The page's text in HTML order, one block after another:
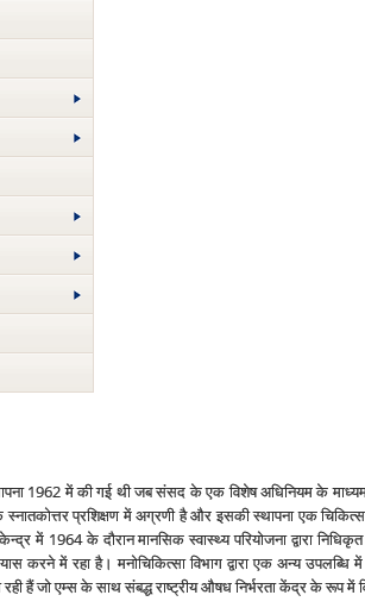
1962 में की गई थी जब संसद के एक विशेष अधिनियम के
प्रशिक्षण में अग्रणी है और इसकी स्‍थापना एक
में 1964 के दौरान मानसिक स्‍वास्‍थ्‍य परियोजना द्वारा
करने में रहा है। मनोचिकित्‍सा विभाग द्वारा एक अन्‍य
हैं जो एम्‍स के सा‍थ संबद्ध राष्‍ट्रीय औषध निर्भरता केंद्र के रूप